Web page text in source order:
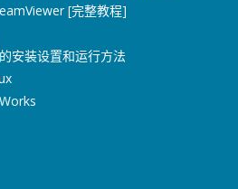
[完整教程]
安装设置和运行方法